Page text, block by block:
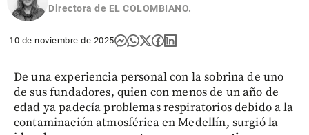
Directora de EL COLOMBIANO.
10 de noviembre de 2025
De una experiencia personal con la sobrina de uno
de sus fundadores, quien con menos de un año de
edad ya padecía problemas respiratorios debido a la
contaminación atmosférica en Medellín, surgió la